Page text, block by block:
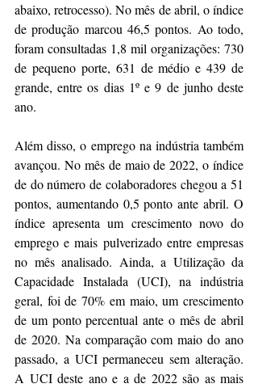
abaixo, retrocesso). No mês de abril, o índice
de produção marcou 46,5 pontos. Ao todo,
foram consultadas 1,8 mil organizações: 730
de pequeno porte, 631 de médio e 439 de
grande, entre os dias 1º e 9 de junho deste
ano.
Além disso, o emprego na indústria também
avançou. No mês de maio de 2022, o índice
de do número de colaboradores chegou a 51
pontos, aumentando 0,5 ponto ante abril. O
índice apresenta um crescimento novo do
emprego e mais pulverizado entre empresas
no mês analisado. Ainda, a Utilização da
Capacidade Instalada (UCI), na indústria
geral, foi de 70% em maio, um crescimento
de um ponto percentual ante o mês de abril
de 2020. Na comparação com maio do ano
passado, a UCI permaneceu sem alteração.
A UCI deste ano e a de 2022 são as mais